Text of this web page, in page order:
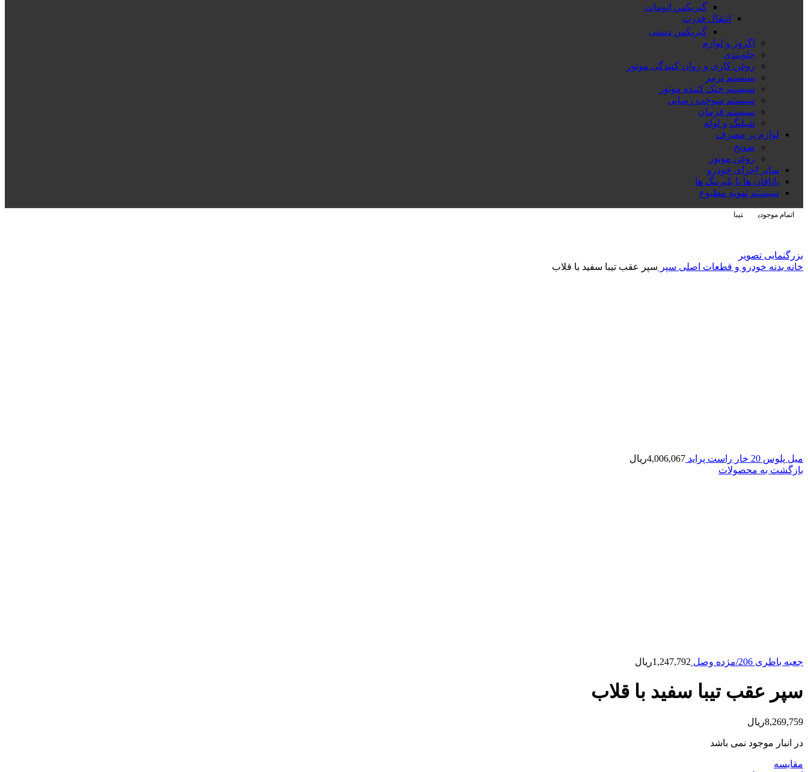
گیربکس اتومات
انتقال قدرت
گیربکس دستی
اگزوز و لوازم
جلوبندی
روغن کاری و روان کنندگی موتور
سیستم ترمز
سیستم خنک کننده موتور
سیستم سوخت رسانی
سیستم فرمان
شیلنگ و لوله
لوازم پر مصرف
ضدیخ
روغن موتور
سایر اجزای خودرو
یاتاقان ها یا بلبرینگ ها
سیستم تهویه مطبوع
اتمام موجودی تیبا
بزرگنمایی تصویر
خانه بدنه خودرو و قطعات اصلی سپر سپر عقب تیبا سفید با قلاب
میل پلوس 20 خار راست پراید 4,006,067ریال
بازگشت به محصولات
جعبه باطری 206/مژده وصل 1,247,792ریال
سپر عقب تیبا سفید با قلاب
8,269,759ریال
در انبار موجود نمی باشد
مقایسه